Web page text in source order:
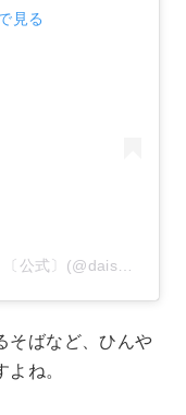
見る
そばなど、ひんや
ね。